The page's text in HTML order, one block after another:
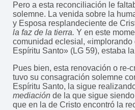
Pero a esta reconciliación le
solemne. La venida sobre la
y Esposa resplandeciente de
la faz de la tierra. Y en este
comunidad eclesial, «implorando
Espíritu Santo» (LG 59), estaba
Pues bien, esta renovación o re-
tuvo su consagración solemne
Espíritu Santo, la sigue
mediación de la que sigue
que en la de Cristo encontró la